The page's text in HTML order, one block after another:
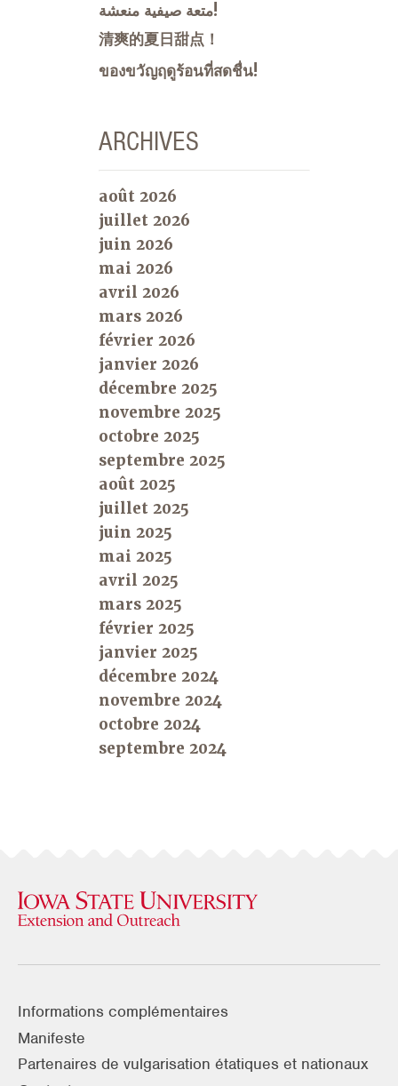
متعة صيفية منعشة!
清爽的夏日甜点！
ของขวัญฤดูร้อนที่สดชื่น!
ARCHIVES
août 2026
juillet 2026
juin 2026
mai 2026
avril 2026
mars 2026
février 2026
janvier 2026
décembre 2025
novembre 2025
octobre 2025
septembre 2025
août 2025
juillet 2025
juin 2025
mai 2025
avril 2025
mars 2025
février 2025
janvier 2025
décembre 2024
novembre 2024
octobre 2024
septembre 2024
Informations complémentaires
Manifeste
Partenaires de vulgarisation étatiques et nationaux